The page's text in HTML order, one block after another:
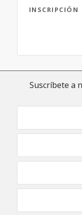
INSCRIPCIÓN
Suscríbete a